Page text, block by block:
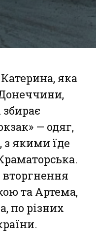
Катерина, яка
— одяг,
з якими їде
та Артема,
по різних